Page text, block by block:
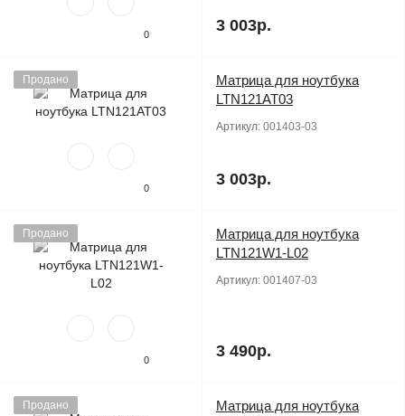
0 3 003р.
Продано
0
Матрица для ноутбука
LTN121AT03
Артикул: 001403-03
3 003р.
Продано
0
Матрица для ноутбука
LTN121W1-L02
Артикул: 001407-03
3 490р.
Продано
Матрица для ноутбука